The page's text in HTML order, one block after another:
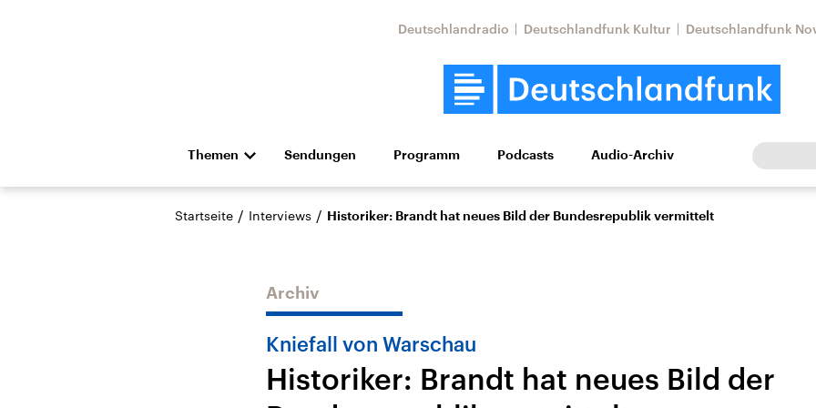
Deutschlandradio Deutschlandfunk Kultur Deutschlandfunk
Themen
Die Nachrichten Politik Wirtschaft Wissen Kultur Europa
Hörspiel und Feature Musik
Landtagswahl Sachsen-
USA
Nahostkonflikt
Iran
Sendungen Programm Podcasts Audio-Archiv
Startseite / Interviews / Historiker: Brandt hat neues Bild der Bundesrepublik vermittelt
Archiv
Kniefall von Warschau
Historiker: Brandt hat neues Bild der